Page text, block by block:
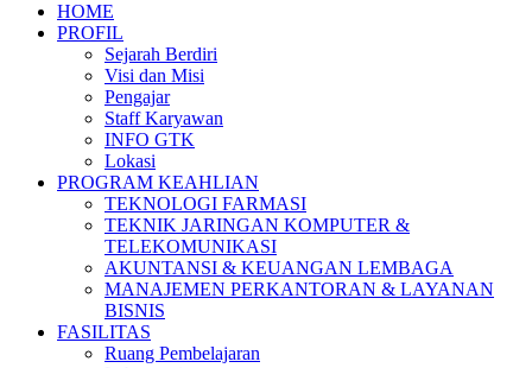
HOME
PROFIL
Sejarah Berdiri
Visi dan Misi
Pengajar
Staff Karyawan
INFO GTK
Lokasi
PROGRAM KEAHLIAN
TEKNOLOGI FARMASI
TEKNIK JARINGAN KOMPUTER &
TELEKOMUNIKASI
AKUNTANSI & KEUANGAN LEMBAGA
MANAJEMEN PERKANTORAN & LAYANAN
BISNIS
FASILITAS
Ruang Pembelajaran